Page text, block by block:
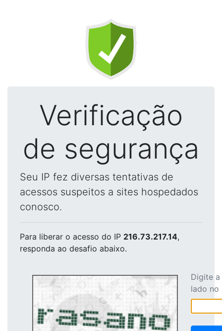
Verificação
de segurança
Seu IP fez diversas tentativas de
acessos suspeitos a sites hospedados
conosco.
Para liberar o acesso do IP 216.73.217.14,
responda ao desafio abaixo.
Digite
lado no